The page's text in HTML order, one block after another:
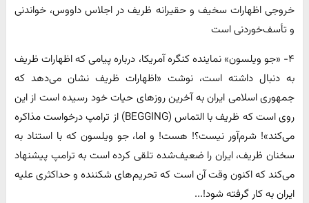
خروجی اظهارات سخیف و حقیرانه ظریف در اجلاس داووس، خواندنی
و تأسف‌خوردنی است
۴- «جو ویلسون» نماینده کنگره آمریکا، درباره پیامی که اظهارات ظریف
به دنبال داشته است، نوشت «‌اظهارات ظریف نشان می‌دهد که
جمهوری اسلامی ایران به آخرین روزهای حیات خود رسیده است‌ از این
روی است که ظریف با التماس (‌BEGGING‌) از ترامپ درخواست مذاکره
می‌کند‌»! شرم‌آور نیست؟! هست! و اما، جو ویلسون که با استناد به
سخنان ظریف، ایران را ضعیف‌شده تلقی کرده است‌ به ترامپ پیشنهاد
می‌کند که اکنون وقت آن است که تحریم‌های شکننده و حد‌اکثری علیه
ایران به کار گرفته شود!‌...